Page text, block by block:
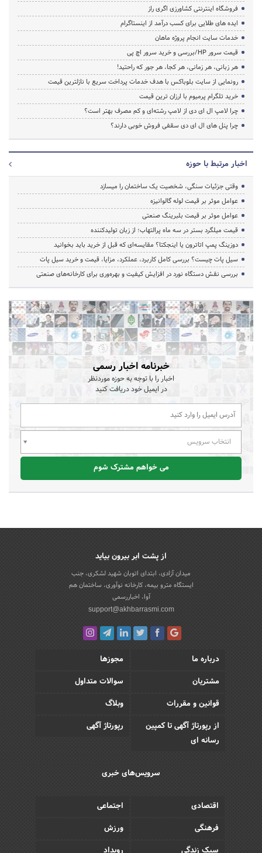
فروشگاه اینترنتی کشاورزی اگری راز
ایده های طلایی برای کسب درآمد از اینستاگرام
خدمات سایت انجام پروژه ماهان
قیمت سرور HP/بررسی و خرید سرور اچ پی
هر زبانی، هر زمانی، هر کجا، هر جور که راحتید!
رونمایی از سایت بلوباکس با هدف خدمات پرداخت سریع با نازلترین قیمت
خرید تلگرام پرمیوم با ارزان ترین قیمت
چرا لامپ ال ای دی از لامپ رشته‌ای و کم مصرف بهتر است؟
چرا پنل های ال ای دی سقفی فروش خوبی دارند؟
اخبار مرتبط با حوزه
وقتی جزئیات سنگی، شخصیت یک ساختمان را میسازد
عوامل موثر بر قیمت لوله گالوانیزه
عوامل موثر بر قیمت بلبرینگ صنعتی
قیمت میلگرد بستر در سه ماه پرالتهاب؛ از زبان تولیدکننده
دوزینگ پمپ اتاترون یا اینجکتا؟ مقایسه‌ای که قبل از خرید باید بخوانید
سیل پات چیست؟ بررسی کامل کاربرد، عملکرد، مزایا، قیمت و خرید سیل پات
بررسی نقش دستگاه نورد در افزایش کیفیت و بهره‌وری برای کارخانه‌های صنعتی
خبرنامه اخبار رسمی
اخبار را با توجه به حوزه موردنظر
در ایمیل خود دریافت کنید
انتخاب سرویس
می خواهم مشترک شوم
از پشت ابر بیرون بیاید
میدان آزادی، ابتدای اتوبان شهید لشکری، جنب
ایستگاه مترو بیمه، کارخانه نوآوری، ساختمان هم
آوا، اخباررسمی
support@akhbarrasmi.com
درباره ما
مجوزها
مشتریان
سوالات متداول
قوانین و مقررات
وبلاگ
از رپورتاژ آگهی تا کمپین
رسانه ای
رپورتاژ آگهی
سرویس‌های خبری
اقتصادی
اجتماعی
فرهنگی
ورزش